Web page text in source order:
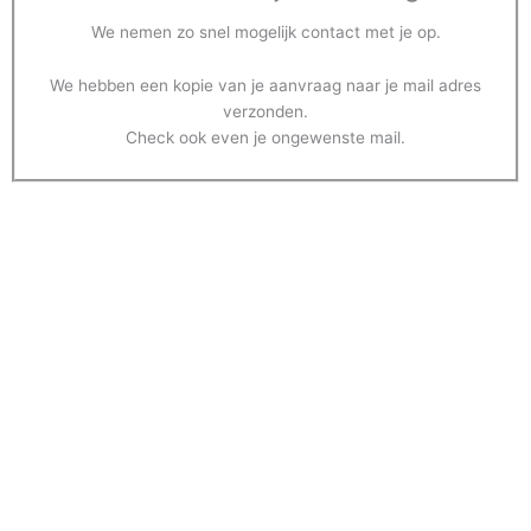
We nemen zo snel mogelijk contact met je op.
We hebben een kopie van je aanvraag naar je mail adres
verzonden.
Check ook even je ongewenste mail.